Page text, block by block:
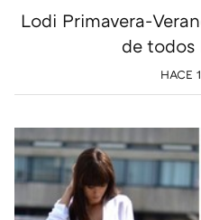
Lodi Primavera-
de todos
HACE